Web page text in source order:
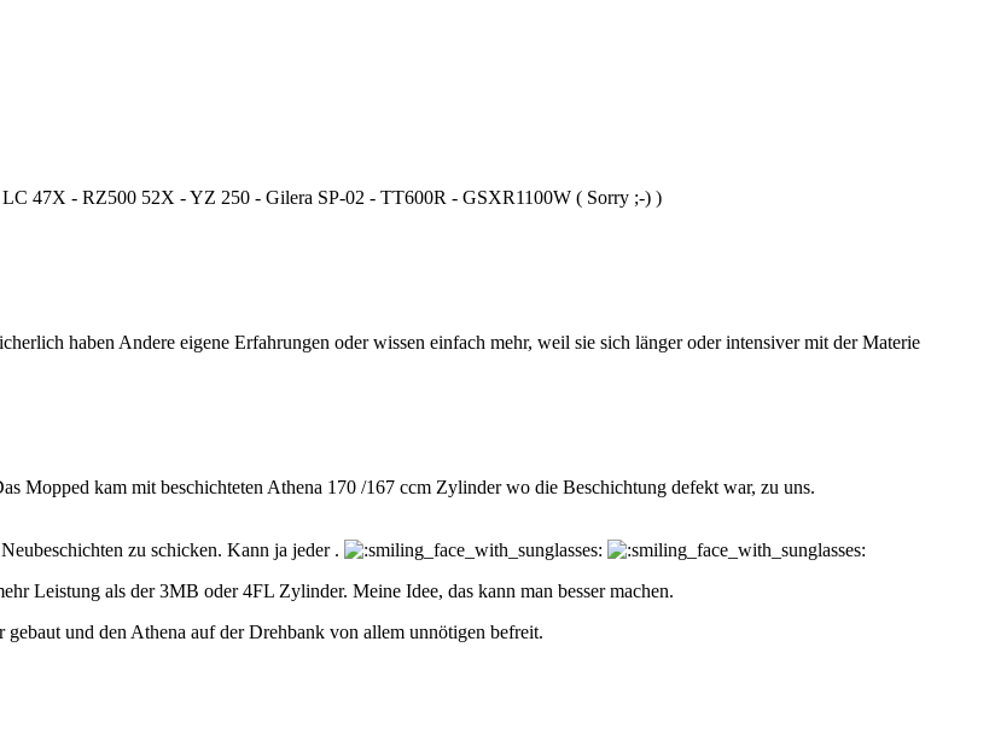
47X - RZ500 52X - YZ 250 - Gilera SP-02 - TT600R - GSXR1100W ( Sorry ;-) )
haben Andere eigene Erfahrungen oder wissen einfach mehr, weil sie sich länger oder intensiver mit der Materie
kam mit beschichteten Athena 170 /167 ccm Zylinder wo die Beschichtung defekt war, zu uns.
zu schicken. Kann ja jeder .
Leistung als der 3MB oder 4FL Zylinder. Meine Idee, das kann man besser machen.
und den Athena auf der Drehbank von allem unnötigen befreit.